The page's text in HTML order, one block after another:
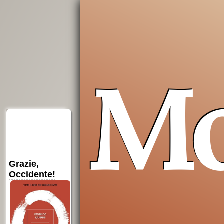
su
Amazon
“La pratica della
su